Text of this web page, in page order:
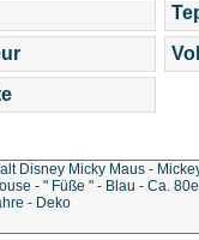
Disney Micky Maus -
- " Füße " - Blau - Ca.
- Deko